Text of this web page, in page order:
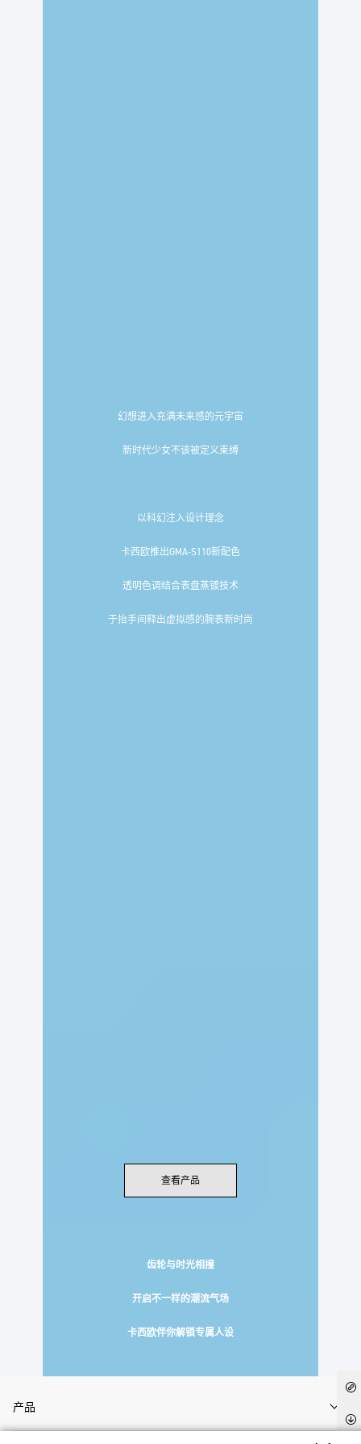
幻想进入充满未来感的元宇宙
新时代少女不该被定义束缚
以科幻注入设计理念
卡西欧推出GMA-S110新配色
透明色调结合表盘蒸镀技术
于抬手间释出虚拟感的腕表新时尚
查看产品
齿轮与时光相撞
开启不一样的潮流气场
卡西欧伴你解锁专属人设
产品